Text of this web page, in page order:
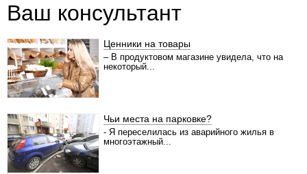
Ваш консультант
Ценники на товары
– В продуктовом магазине увидела, что на
некоторый...
Чьи места на парковке?
- Я переселилась из аварийного жилья в
многоэтажный...